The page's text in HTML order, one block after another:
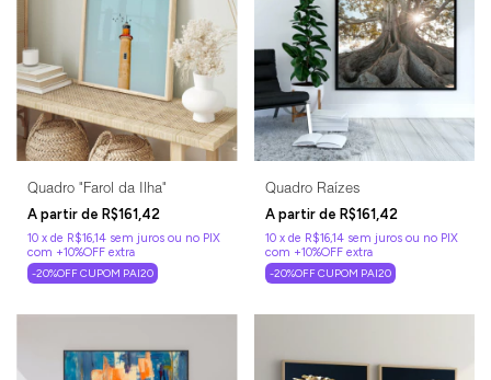
Quadro "Farol da Ilha"
R$161,42
10 x de R$16,14 sem juros
-20%OFF CUPOM PAI20
Quadro Raízes
R$161,42
10 x de R$16,14 sem juros
-20%OFF CUPOM PAI20